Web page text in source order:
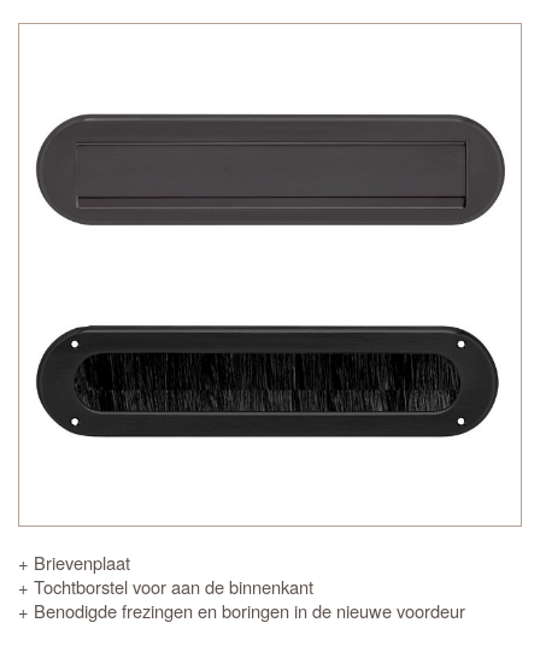
+ Brievenplaat
+ Tochtborstel voor aan de binnenkant
+ Benodigde frezingen en boringen in de nieuwe voordeur